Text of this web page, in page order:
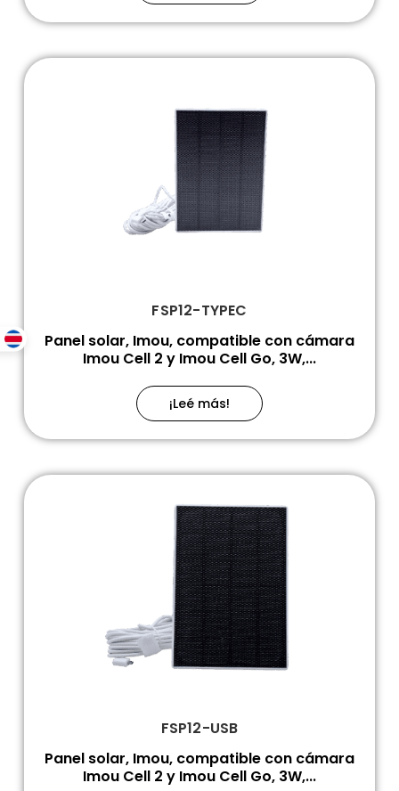
FSP12-TYPEC
Panel solar, Imou, compatible con cámara
Imou Cell 2 y Imou Cell Go, 3W,...
¡Leé más!
FSP12-USB
Panel solar, Imou, compatible con cámara
Imou Cell 2 y Imou Cell Go, 3W,...